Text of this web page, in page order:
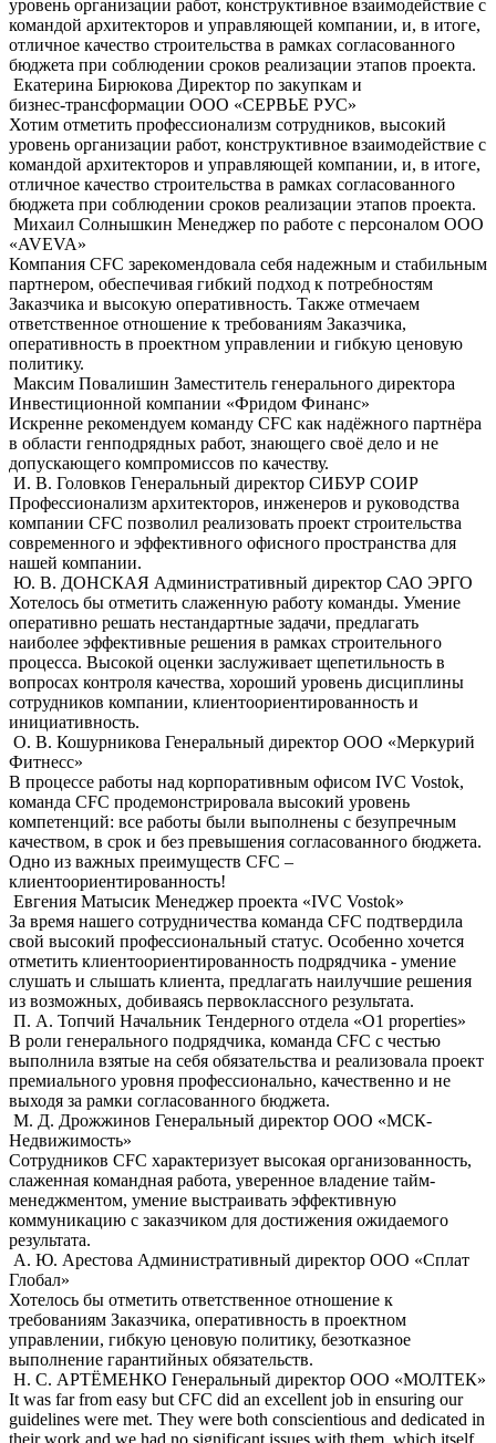
уровень организации работ, конструктивное взаимодействие с
командой архитекторов и управляющей компании, и, в итоге,
отличное качество строительства в рамках согласованного
бюджета при соблюдении сроков реализации этапов проекта.
Екатерина Бирюкова Директор по закупкам и
бизнес-трансформации ООО «СЕРВЬЕ РУС»
Хотим отметить профессионализм сотрудников, высокий
уровень организации работ, конструктивное взаимодействие с
командой архитекторов и управляющей компании, и, в итоге,
отличное качество строительства в рамках согласованного
бюджета при соблюдении сроков реализации этапов проекта.
Михаил Солнышкин Менеджер по работе с персоналом ООО
«AVEVA»
Компания CFC зарекомендовала себя надежным и стабильным
партнером, обеспечивая гибкий подход к потребностям
Заказчика и высокую оперативность. Также отмечаем
ответственное отношение к требованиям Заказчика,
оперативность в проектном управлении и гибкую ценовую
политику.
Максим Повалишин Заместитель генерального директора
Инвестиционной компании «Фридом Финанс»
Искренне рекомендуем команду CFC как надёжного партнёра
в области генподрядных работ, знающего своё дело и не
допускающего компромиссов по качеству.
И. В. Головков Генеральный директор СИБУР СОИР
Профессионализм архитекторов, инженеров и руководства
компании CFC позволил реализовать проект строительства
современного и эффективного офисного пространства для
нашей компании.
Ю. В. ДОНСКАЯ Административный директор САО ЭРГО
Хотелось бы отметить слaженную работу команды. Умение
оперативно решать нестандартные задачи, предлагать
наиболее эффективные решения в рамках строительного
процесса. Высокой оценки заслуживает щепетильность в
вопросах контроля качества, хороший уровень дисциплины
сотрудников компании, клиентоориентированность и
инициативность.
О. В. Кошурникова Генеральный директор ООО «Меркурий
Фитнесс»
В процессе работы над корпоративным офисом IVC Vostok,
команда СFС продемонстрировала высокий уровень
компетенций: все работы были выполнены с безупречным
качеством, в срок и без превышения согласованного бюджета.
Одно из важных преимуществ СFС –
клиентоориентированность!
Евгения Матысик Менеджер проекта «IVC Vostok»
За время нашего сотрудничества команда CFC подтвердила
свой высокий профессиональный статус. Особенно хочется
отметить клиентоориентированность подрядчика - умение
слушать и слышать клиента, предлагать наилучшие решения
из возможных, добиваясь первоклассного результата.
П. А. Топчий Начальник Тендерного отдела «О1 properties»
В роли генерального подрядчика, команда CFC с честью
выполнила взятые на себя обязательства и реализовала проект
премиального уровня профессионально, качественно и не
выходя за рамки согласованного бюджета.
М. Д. Дрожжинов Генеральный директор ООО «МСК-
Недвижимость»
Сотрудников CFC характеризует высокая организованность,
слаженная командная работа, уверенное владение тайм-
менеджментом, умение выстраивать эффективную
коммуникацию с заказчиком для достижения ожидаемого
результата.
А. Ю. Арестова Административный директор ООО «Сплат
Глобал»
Хотелось бы отметить ответственное отношение к
требованиям Заказчика, оперативность в проектном
управлении, гибкую ценовую политику, безотказное
выполнение гарантийных обязательств.
Н. С. АРТЁМЕНКО Генеральный директор ООО «МОЛТЕК»
It was far from easy but CFC did an excellent job in ensuring our
guidelines were met. They were both conscientious and dedicated in
their work and we had no significant issues with them, which itself